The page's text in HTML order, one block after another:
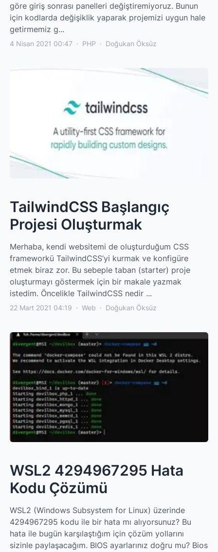
göre giriş sonrası panelleri değiştiremiyoruz. Bunun
için kodlarda değişiklik yaparak projemizi uygun hale
getirmemiz g...
4 Nisan 2021 00:47 · PHP · Doğukan Öksüz
TailwindCSS Başlangıç
Projesi Oluşturmak
Merhaba, kendi websitemi de oluşturduğum CSS
frameworkü TailwindCSS’yi kurmak ve konfigüre
etmek biraz zor. Bu sebeple taban (starter) proje
oluşturmayı göstermek için bir makale yazmak
istedim. Öncelikle TailwindCSS nedir ...
22 Mart 2021 04:19 · Web · Doğukan Öksüz
WSL2 4294967295 Hata
Kodu Çözümü
WSL2 (Windows Subsystem for Linux) üzerinde
4294967295 kodu ile bir hata mı alıyorsunuz? Bu
hata ile bugün karşılaştığım için çözüm yollarını
sizinle paylaşacağım. BIOS ayarlarınız doğru mu? Bios